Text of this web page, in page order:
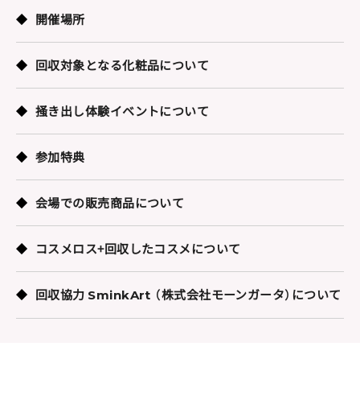
開催場所
回収対象となる化粧品について
掻き出し体験イベントについて
参加特典
会場での販売商品について
コスメロス+回収したコスメについて
回収協力 SminkArt （株式会社モーンガータ）について